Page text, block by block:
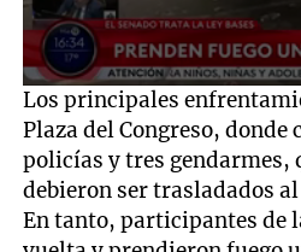
0
seconds
of
28
seconds
Los principales
Plaza del Congreso, donde
policías y tres gendarmes,
debieron ser trasladados
En tanto, participantes de